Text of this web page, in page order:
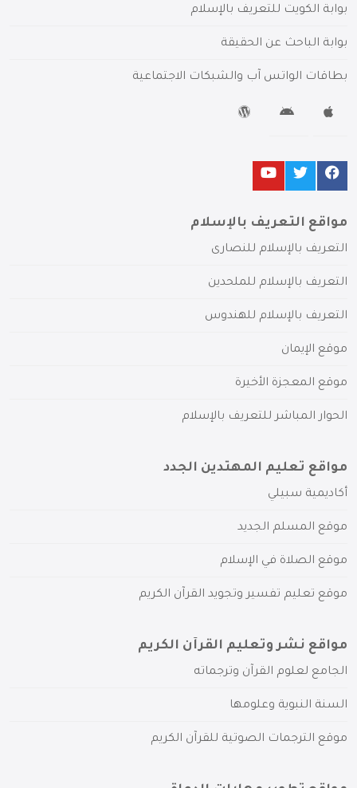
بوابة الكويت للتعريف بالإسلام
بوابة الباحث عن الحقيقة
بطاقات الواتس آب والشبكات الاجتماعية
مواقع التعريف بالإسلام
التعريف بالإسلام للنصارى
التعريف بالإسلام للملحدين
التعريف بالإسلام للهندوس
موقع الإيمان
موقع المعجزة الأخيرة
الحوار المباشر للتعريف بالإسلام
مواقع تعليم المهتدين الجدد
أكاديمية سبيلي
موقع المسلم الجديد
موقع الصلاة في الإسلام
موقع تعليم تفسير وتجويد القرآن الكريم
مواقع نشر وتعليم القرآن الكريم
الجامع لعلوم القرآن وترجماته
السنة النبوية وعلومها
موقع الترجمات الصوتية للقرآن الكريم